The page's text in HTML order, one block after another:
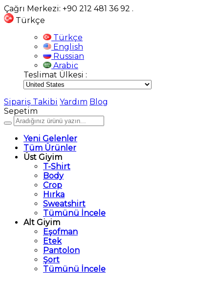
Çağrı Merkezi: +90 212 481 36 92 .
Türkçe
Türkçe
English
Russian
Arabic
Teslimat Ülkesi :
Sipariş Takibi Yardım Blog
Sepetim
Yeni Gelenler
Tüm Ürünler
Üst Giyim
T-Shirt
Body
Crop
Hırka
Sweatshirt
Tümünü İncele
Alt Giyim
Eşofman
Etek
Pantolon
Şort
Tümünü İncele